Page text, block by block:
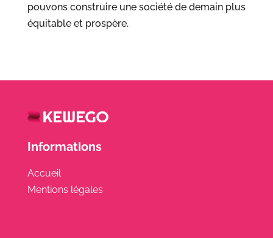
pouvons construire une société de demain plus
équitable et prospère.
Informations
Accueil
Mentions légales